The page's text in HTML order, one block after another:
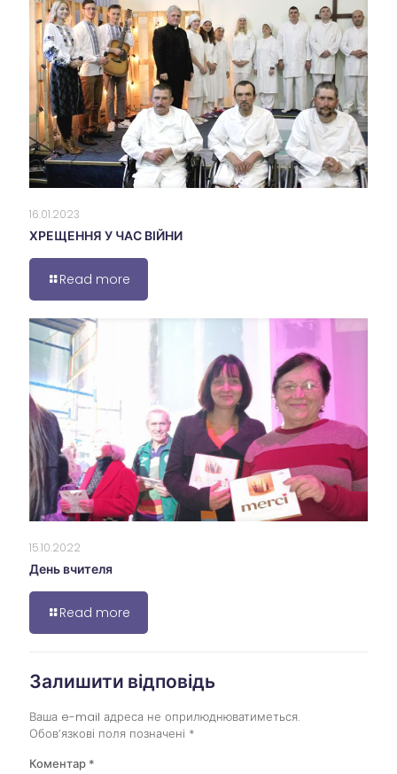
16.01.2023
ХРЕЩЕННЯ У ЧАС ВІЙНИ
Read more
15.10.2022
День вчителя
Read more
Залишити відповідь
Ваша e-mail адреса не оприлюднюватиметься.
Обов’язкові поля позначені *
Коментар *